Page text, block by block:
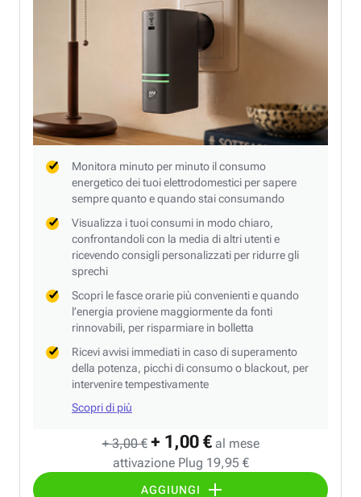
+ 3,00 € + 1,00 € al mese
attivazione Plug 19,95 €
AGGIUNGI
Monitora minuto per minuto il consumo
energetico dei tuoi elettrodomestici per sapere
sempre quanto e quando stai consumando
Visualizza i tuoi consumi in modo chiaro,
confrontandoli con la media di altri utenti e
ricevendo consigli personalizzati per ridurre gli
sprechi
Scopri le fasce orarie più convenienti e quando
l’energia proviene maggiormente da fonti
rinnovabili, per risparmiare in bolletta
Ricevi avvisi immediati in caso di superamento
della potenza, picchi di consumo o blackout, per
intervenire tempestivamente
Scopri di più